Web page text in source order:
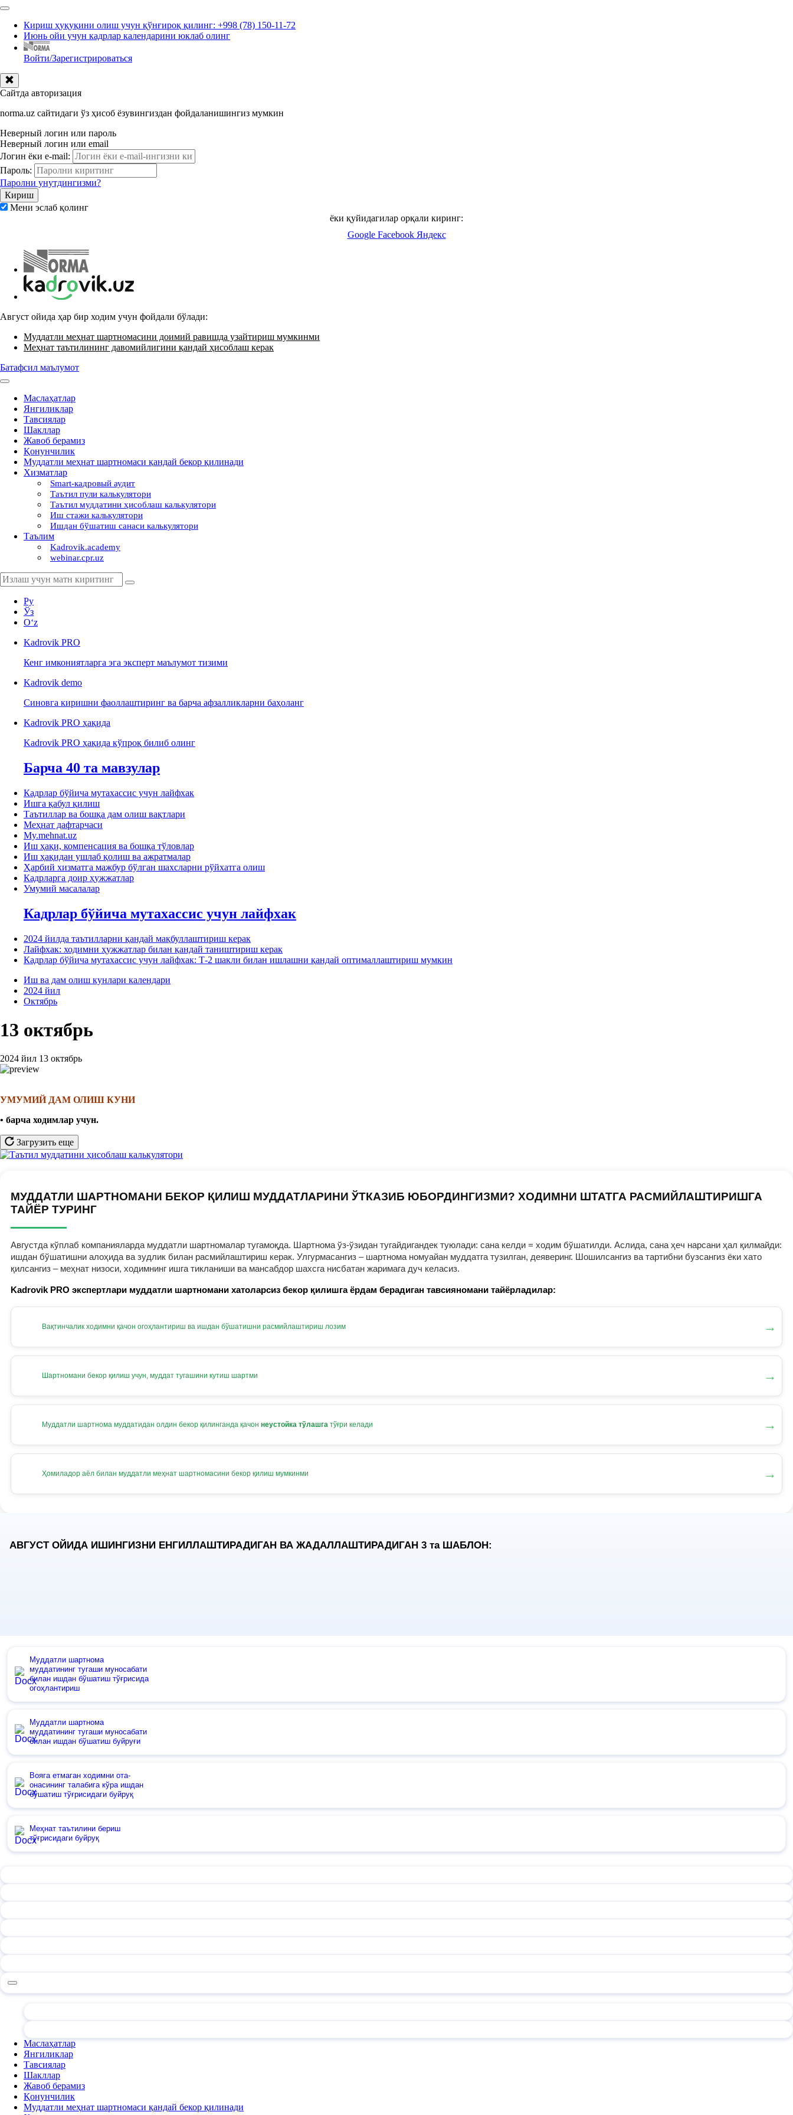
Кириш ҳуқуқини олиш учун қўнғироқ қилинг: +998 (78) 150-11-72
Июнь ойи учун кадрлар календарини юклаб олинг
Войти/Зарегистрироваться
Сайтда авторизация
norma.uz сайтидаги ўз ҳисоб ёзувингиздан фойдаланишингиз мумкин
Неверный логин или пароль
Неверный логин или email
Логин ёки e-mail:
Пароль:
Паролни унутдингизми?
Мени эслаб қолинг
ёки қуйидагилар орқали киринг:
Google Facebook Яндекс
Август ойида ҳар бир ходим учун фойдали бўлади:
Муддатли меҳнат шартномасини доимий равишда узайтириш мумкинми
Меҳнат таътилининг давомийлигини қандай ҳисоблаш керак
Батафсил маълумот
Маслаҳатлар
Янгиликлар
Тавсиялар
Шакллар
Жавоб берамиз
Қонунчилик
Муддатли меҳнат шартномаси қандай бекор қилинади
Хизматлар
Smart-кадровый аудит
Таътил пули калькулятори
Таътил муддатини ҳисоблаш калькулятори
Иш стажи калькулятори
Ишдан бўшатиш санаси калькулятори
Таълим
Kadrovik.academy
webinar.cpr.uz
Ру
Ўз
Oʻz
Kadrovik PRO
Кенг имкониятларга эга эксперт маълумот тизими
Kadrovik demo
Синовга киришни фаоллаштиринг ва барча афзалликларни баҳоланг
Kadrovik PRO ҳақида
Kadrovik PRO ҳақида кўпроқ билиб олинг
Барча 40 та мавзулар
Кадрлар бўйича мутахассис учун лайфхак
Ишга қабул қилиш
Таътиллар ва бошқа дам олиш вақтлари
Меҳнат дафтарчаси
My.mehnat.uz
Иш ҳақи, компенсация ва бошқа тўловлар
Иш ҳақидан ушлаб қолиш ва ажратмалар
Ҳарбий хизматга мажбур бўлган шахсларни рўйхатга олиш
Кадрларга доир ҳужжатлар
Умумий масалалар
Кадрлар бўйича мутахассис учун лайфхак
2024 йилда таътилларни қандай мақбуллаштириш керак
Лайфхак: ходимни ҳужжатлар билан қандай таништириш керак
Кадрлар бўйича мутахассис учун лайфхак: Т-2 шакли билан ишлашни қандай оптималлаштириш мумкин
Иш ва дам олиш кунлари календари
2024 йил
Октябрь
13 октябрь
2024 йил 13 октябрь
УМУМИЙ ДАМ ОЛИШ КУНИ
• барча ходимлар учун.
Загрузить еще
МУДДАТЛИ ШАРТНОМАНИ БЕКОР ҚИЛИШ МУДДАТЛАРИНИ ЎТКАЗИБ ЮБОРДИНГИЗМИ? ХОДИМНИ ШТАТГА РАСМИЙЛАШТИРИШГА
ТАЙЁР ТУРИНГ
Августда кўплаб компанияларда муддатли шартномалар тугамоқда. Шартнома ўз-ўзидан тугайдигандек туюлади: сана келди = ходим бўшатилди. Аслида, сана ҳеч нарсани ҳал қилмайди:
ишдан бўшатишни алоҳида ва зудлик билан расмийлаштириш керак. Улгурмасангиз – шартнома номуайан муддатга тузилган, деяверинг. Шошилсангиз ва тартибни бузсангиз ёки хато
қилсангиз – меҳнат низоси, ходимнинг ишга тикланиши ва мансабдор шахсга нисбатан жаримага дуч келасиз.
Kadrovik PRO экспертлари муддатли шартномани хатоларсиз бекор қилишга ёрдам берадиган тавсияномани тайёрладилар:
Вақтинчалик ходимни қачон огоҳлантириш ва ишдан бўшатишни расмийлаштириш лозим →
Шартномани бекор қилиш учун, муддат тугашини кутиш шартми →
Муддатли шартнома муддатидан олдин бекор қилинганда қачон неустойка тўлашга тўғри келади →
Ҳомиладор аёл билан муддатли меҳнат шартномасини бекор қилиш мумкинми →
АВГУСТ ОЙИДА ИШИНГИЗНИ ЕНГИЛЛАШТИРАДИГАН ВА ЖАДАЛЛАШТИРАДИГАН 3 таШАБЛОН:
Муддатли шартнома
муддатининг тугаши муносабати
билан ишдан бўшатиш тўғрисида
огоҳлантириш
Муддатли шартнома
муддатининг тугаши муносабати
билан ишдан бўшатиш буйруғи
Вояга етмаган ходимни ота-
онасининг талабига кўра ишдан
бўшатиш тўғрисидаги буйруқ
Меҳнат таътилини бериш
тўғрисидаги буйруқ
Маслаҳатлар
Янгиликлар
Тавсиялар
Шакллар
Жавоб берамиз
Қонунчилик
Муддатли меҳнат шартномаси қандай бекор қилинади